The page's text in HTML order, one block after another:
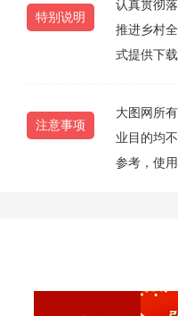
特别说明
认真贯彻
推进乡村
式提供下
注意事项
大图网所
业目的均
参考，使